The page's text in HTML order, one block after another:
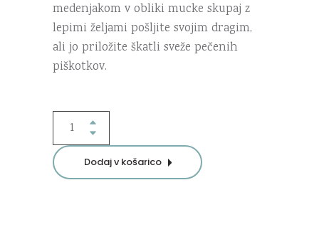
medenjakom v obliki mucke skupaj z
lepimi željami pošljite svojim dragim,
ali jo priložite škatli sveže pečenih
piškotkov.
Medenjak
voščilnica
quantity
Dodaj v košarico